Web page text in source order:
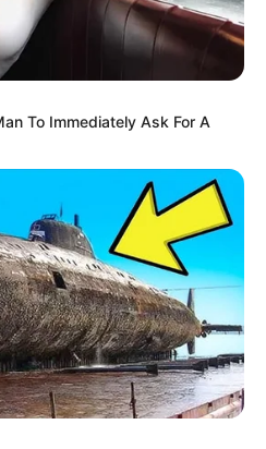
To Immediately Ask For A